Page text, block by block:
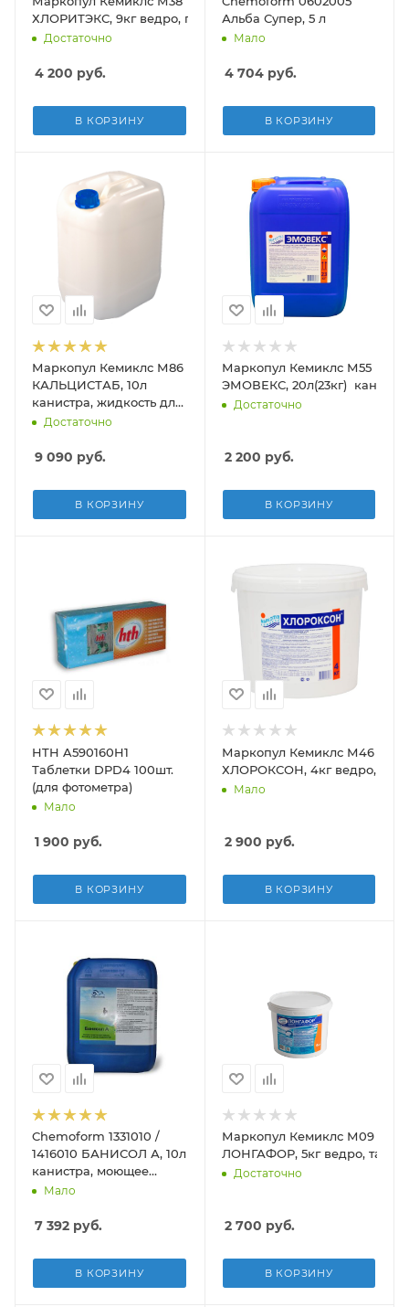
ХЛОРИТЭКС, 9кг ведро, гранулы для текущей и ударной
Достаточно
4 200 руб.
В КОРЗИНУ
Альба Супер, 5 л
Мало
4 704руб.
В КОРЗИНУ
Маркопул Кемиклс М86
КАЛЬЦИСТАБ, 10л
канистра, жидкость для
защиты от известковых
металлов
Достаточно
9 090 руб.
В КОРЗИНУ
Маркопул Кемиклс М55
ЭМОВЕКС, 20л(23кг)
Достаточно
2 200 руб.
В КОРЗИНУ
HTH A590160H1
Таблетки DPD4 100шт.
(для фотометра)
Мало
1 900 руб.
В КОРЗИНУ
Маркопул Кемиклс М46
ХЛОРОКСОН, 4кг ведро,
Мало
2 900 руб.
В КОРЗИНУ
Chemoform 1331010 /
1416010 БАНИСОЛ А, 10л
канистра, моющее
средство для очистки
отложений
Мало
7 392 руб.
В КОРЗИНУ
Маркопул Кемиклс М09
ЛОНГАФОР, 5кг ведро,
Достаточно
2 700 руб.
В КОРЗИНУ